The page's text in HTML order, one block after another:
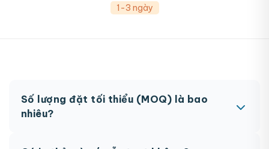
1-3 ngày
Số lượng đặt tối thiểu (MOQ) là bao
nhiêu?